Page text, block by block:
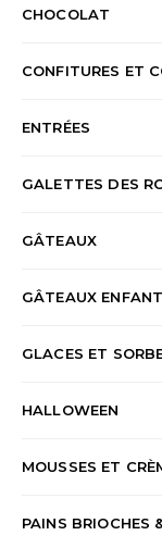
CHOCOLAT
CONFITURES ET
ENTRÉES
GALETTES DES
GÂTEAUX
GÂTEAUX
GLACES ET
HALLOWEEN
MOUSSES ET
PAINS BRIOCHES